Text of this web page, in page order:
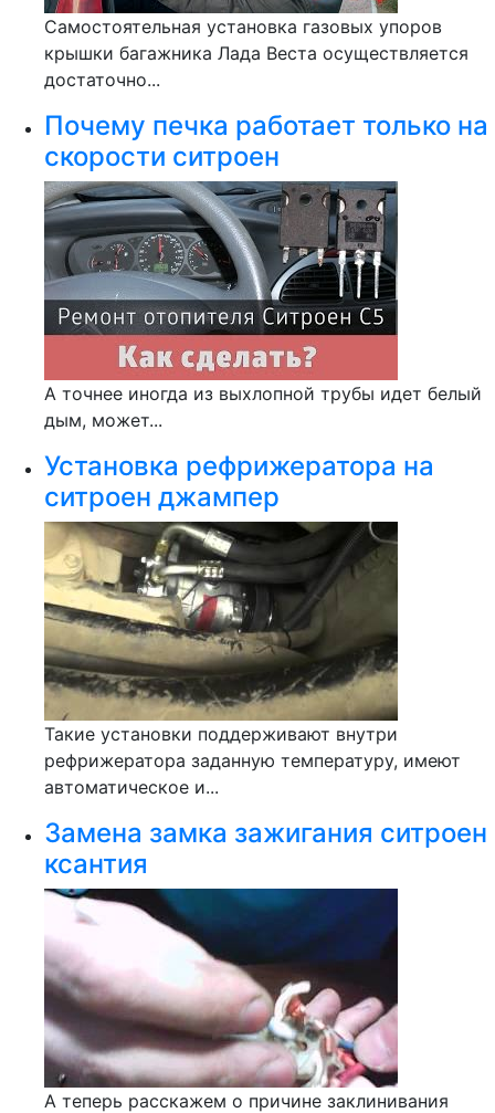
Самостоятельная установка газовых упоров
крышки багажника Лада Веста осуществляется
достаточно...
Почему печка работает только на
скорости ситроен
А точнее иногда из выхлопной трубы идет белый
дым, может...
Установка рефрижератора на
ситроен джампер
Такие установки поддерживают внутри
рефрижератора заданную температуру, имеют
автоматическое и...
Замена замка зажигания ситроен
ксантия
А теперь расскажем о причине заклинивания